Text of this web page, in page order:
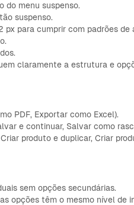
do menu suspenso.
suspenso.
para cumprir com padrões de
claramente a estrutura e
PDF, Exportar como Excel).
e continuar, Salvar como
produto e duplicar, Criar
sem opções secundárias.
opções têm o mesmo nível de